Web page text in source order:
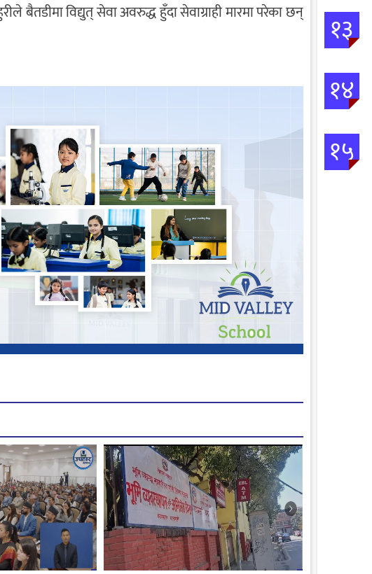
बैतडीमा विद्युत् सेवा अवरुद्ध हुँदा सेवाग्राही मारमा परेका छन्
१३
१४
१५